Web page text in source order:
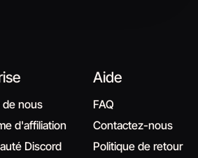
de nous
d'affiliation
Discord
Aide
FAQ
Contactez-nous
Politique de retour